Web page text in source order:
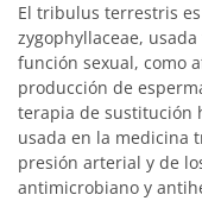
El tribulus terrestris
zygophyllaceae,
función sexual, como
producción de
terapia de sustitución
usada en la medicina
presión arterial y de
antimicrobiano y